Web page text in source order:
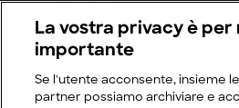
La vostra privacy è per
importante
Se l'utente acconsente, insieme
partner possiamo archiviare e